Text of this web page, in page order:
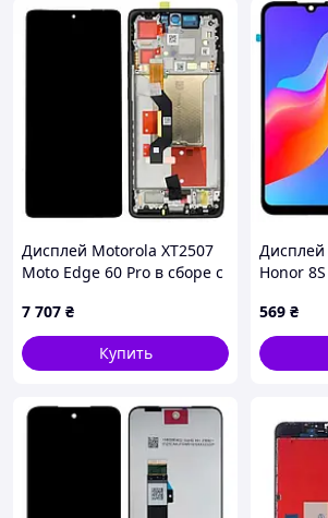
Дисплей Motorola XT2507
Moto Edge 60 Pro в сборе с
(Shadow) grey service orig
7 707 ₴
Купить
Дисплей
Honor
black
569 ₴